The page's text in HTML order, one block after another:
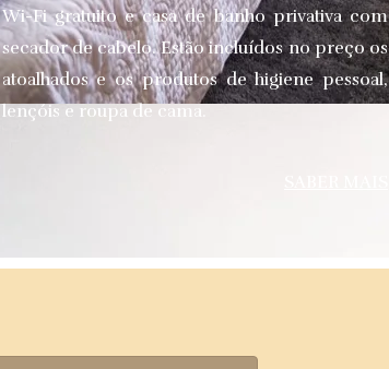
Wi-Fi gratuito e casa de banho privativa com
secador de cabelo. Estão incluídos no preço os
atoalhados e os produtos de higiene pessoal,
lençóis e roupa de cama.